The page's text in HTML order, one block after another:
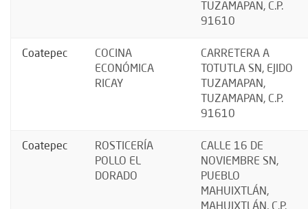
TUZAMAPAN, C.P.
91610
Coatepec
COCINA
ECONÓMICA
RICAY
CARRETERA A
TOTUTLA SN, EJIDO
TUZAMAPAN,
TUZAMAPAN, C.P.
91610
Coatepec
ROSTICERÍA
POLLO EL
DORADO
CALLE 16 DE
NOVIEMBRE SN,
PUEBLO
MAHUIXTLÁN,
MAHUIXTLÁN, C.P.